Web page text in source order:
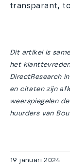
transparant,
Dit artikel is
het
DirectResearch
en citaten zijn
weerspiegelen
huurders van
19 januari 2024